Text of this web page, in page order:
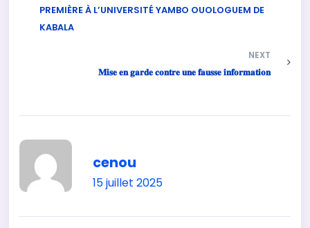
PREMIÈRE À L’UNIVERSITÉ YAMBO OUOLOGUEM DE
KABALA
NEXT
𝐌𝐢𝐬𝐞 𝐞𝐧 𝐠𝐚𝐫𝐝𝐞 𝐜𝐨𝐧𝐭𝐫𝐞 𝐮𝐧𝐞 𝐟𝐚𝐮𝐬𝐬𝐞 𝐢𝐧𝐟𝐨𝐫𝐦𝐚𝐭𝐢𝐨𝐧
cenou
15 juillet 2025